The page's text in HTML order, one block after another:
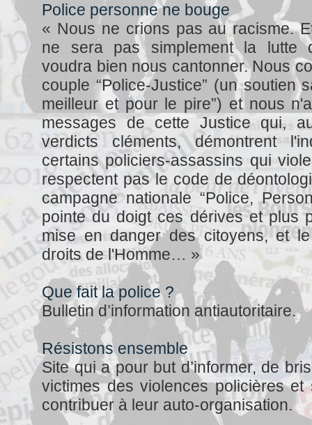
Police personne ne bouge
« Nous ne crions pas au racisme.
ne sera pas simplement la lutte
voudra bien nous cantonner. Nous
couple “Police-Justice” (un soutien
meilleur et pour le pire”) et nous
messages de cette Justice qui,
verdicts cléments, démontrent
certains policiers-assassins qui
respectent pas le code de
campagne nationale “Police,
pointe du doigt ces dérives et plus
mise en danger des citoyens, et
droits de l'Homme… »
Que fait la police ?
Bulletin d’information antiautoritaire.
Résistons ensemble
Site qui a pour but d’informer, de
victimes des violences policières et
contribuer à leur auto-organisation.